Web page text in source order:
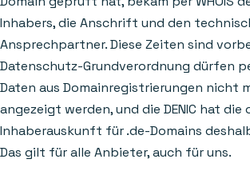
Inhabers, die Anschrift und den
Ansprechpartner. Diese Zeiten sind
Datenschutz-Grundverordnung dürfen
Daten aus Domainregistrierungen nicht
angezeigt werden, und die DENIC hat die
Inhaberauskunft für .de-Domains
Das gilt für alle Anbieter, auch für uns.